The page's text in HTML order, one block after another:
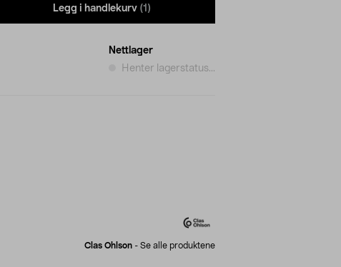
Legg i handlekurv (1)
Nettlager
Henter lagerstatus...
Clas Ohlson - Se alle produktene